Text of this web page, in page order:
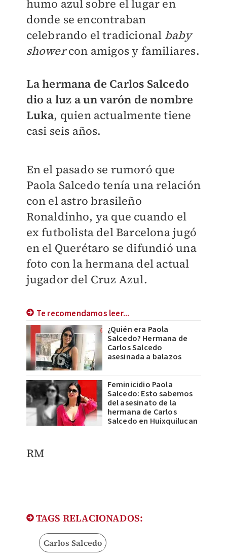
humo azul sobre el lugar en
donde se encontraban
celebrando el tradicional baby
showercon amigos y familiares.
La hermana de Carlos Salcedo
dio a luz a un varón de nombre
Luka, quien actualmente tiene
casi seis años.
En el pasado se rumoró que
Paola Salcedo tenía una relación
con el astro brasileño
Ronaldinho, ya que cuando el
ex futbolista del Barcelona jugó
en el Querétaro se difundió una
foto con la hermana del actual
jugador del Cruz Azul.
Te recomendamos leer...
¿Quién era Paola
Salcedo? Hermana de
Carlos Salcedo
asesinada a balazos
Feminicidio Paola
Salcedo: Esto sabemos
del asesinato de la
hermana de Carlos
Salcedo en Huixquilucan
RM
TAGS RELACIONADOS:
Carlos Salcedo